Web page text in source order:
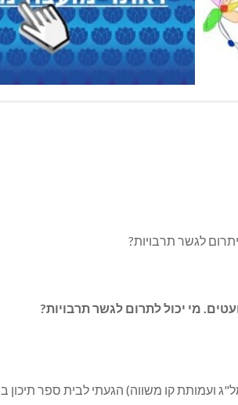
לגשר תרבויות?
מי יכול לתרום לגשר תרבויות?
ועמותת קו משווה) הגעתי לבית ספר תיכון